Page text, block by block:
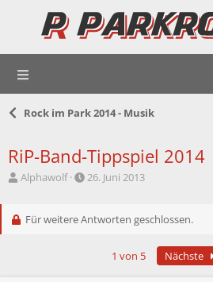
Rock im Park 2014 - Musik
RiP-Band-Tippspiel 2014
E
t
Alphawolf
E
t
26. Juni 2013
Für weitere Antworten geschlossen.
1 von 5 Nächste